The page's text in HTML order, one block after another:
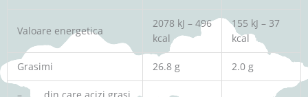
Valoare energetica
2078 kJ – 496
kcal
155 kJ – 37
kcal
Grasimi 26.8 g 2.0 g